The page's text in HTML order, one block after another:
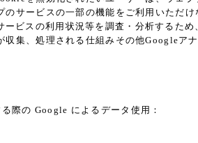
サービスの一部の機能をご利用いただけ
ービスの利用状況等を調査・分析するた
集、処理される仕組みその他Googleア
際の Google によるデータ使用：